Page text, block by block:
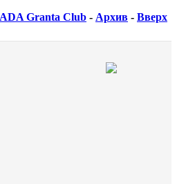
Granta Club - Архив - Вверх